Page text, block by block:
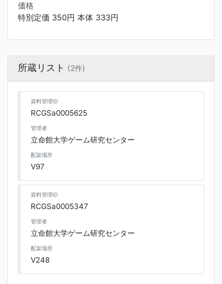
価格
特別定価 350円 本体 333円
所蔵リスト (2件)
資料管理ID
RCGSa0005625
管理者
立命館大学ゲーム研究センター
配架場所
V97
資料管理ID
RCGSa0005347
管理者
立命館大学ゲーム研究センター
配架場所
V248